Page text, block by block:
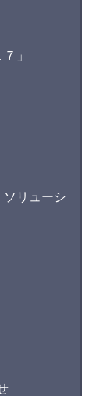
」
リューシ